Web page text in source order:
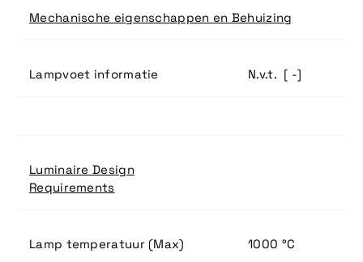
Mechanische eigenschappen en Behuizing
Lampvoet informatie N.v.t. [ -]
Luminaire Design
Requirements
Lamp temperatuur (Max) 1000 °C